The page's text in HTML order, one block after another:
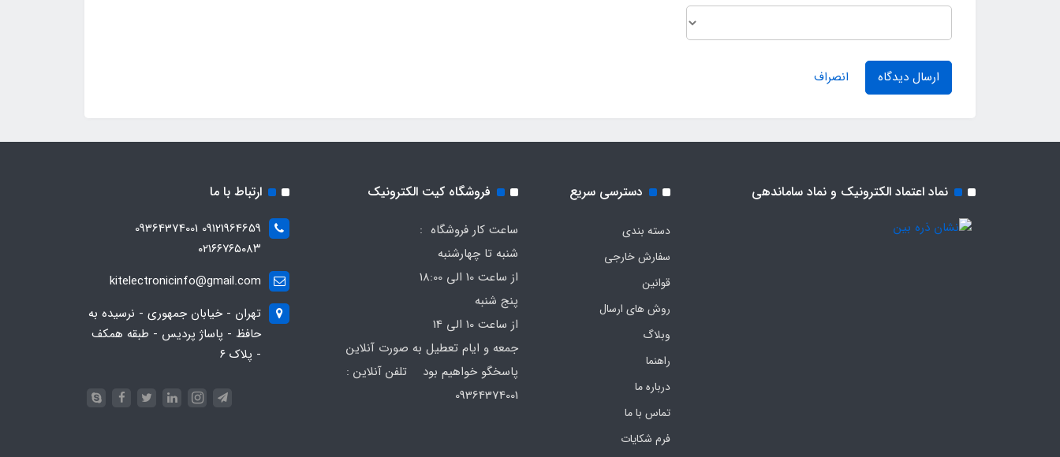
ارسال دیدگاه انصراف
نماد اعتماد الکترونیک و نماد ساماندهی دسترسی سریع
دسته بندی
سفارش خارجی
قوانین
روش های ارسال
وبلاگ
راهنما
درباره ما
تماس با ما
فرم‌ شکایات
فروشگاه کیت الکترونیک
ساعت کار فروشگاه :
شنبه تا چهارشنبه
از ساعت 10 الی 18:00
پنج شنبه
از ساعت 10 الی 14
جمعه و ایام تعطیل به صورت آنلاین
پاسخگو خواهیم بود تلفن آنلاین :
ارتباط با ما
09121964659 09364374001
۰۲۱۶۶۷۶۵۰۸۳
kitelectronicinfo@gmail.com
تهران - خیابان جمهوری - نرسیده به
حافظ - پاساژ پردیس - طبقه همکف
- پلاک ۶